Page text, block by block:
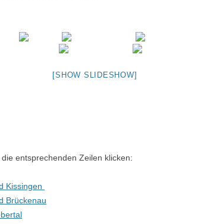
– 2005
UNSERE ANFÄNGE
[SHOW SLIDESHOW]
entsprechenden Zeilen klicken:
Kissingen
Brückenau